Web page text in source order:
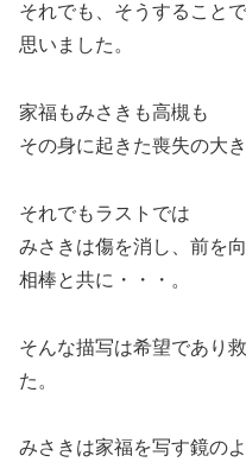
それでも、そうすること
思いました。
家福もみさきも高槻も
その身に起きた喪失の大
それでもラストでは
みさきは傷を消し、前を
相棒と共に・・・。
そんな描写は希望であり
た。
みさきは家福を写す鏡の